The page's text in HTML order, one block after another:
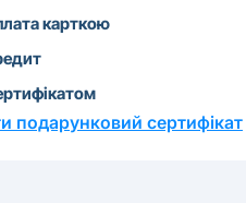
карткою
подарунковий сертифікат